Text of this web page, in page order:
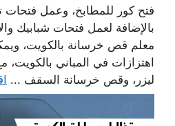
فتح كور للمطابخ، وعمل فتحات
بالإضافة لعمل فتحات شبابيك
معلم قص خرسانة بالكويت،
اهتزازات في المباني
ليزر، وقص خرسانة السقف ...